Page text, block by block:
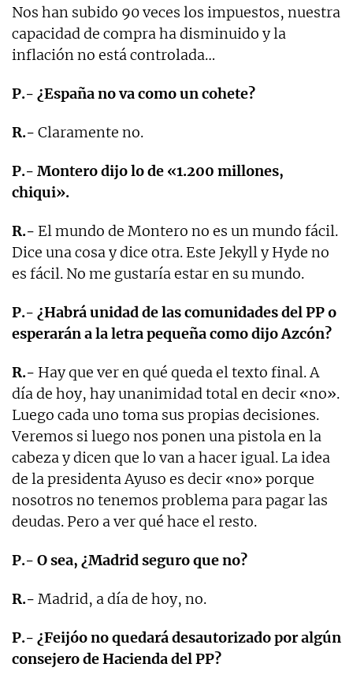
Nos han subido 90 veces los impuestos, nuestra
capacidad de compra ha disminuido y la
inflación no está controlada…
P.- ¿España no va como un cohete?
R.- Claramente no.
P.- Montero dijo lo de «1.200 millones,
chiqui».
R.- El mundo de Montero no es un mundo fácil.
Dice una cosa y dice otra. Este Jekyll y Hyde no
es fácil. No me gustaría estar en su mundo.
P.- ¿Habrá unidad de las comunidades del PP o
esperarán a la letra pequeña como dijo Azcón?
R.- Hay que ver en qué queda el texto final. A
día de hoy, hay unanimidad total en decir «no».
Luego cada uno toma sus propias decisiones.
Veremos si luego nos ponen una pistola en la
cabeza y dicen que lo van a hacer igual. La idea
de la presidenta Ayuso es decir «no» porque
nosotros no tenemos problema para pagar las
deudas. Pero a ver qué hace el resto.
P.- O sea, ¿Madrid seguro que no?
R.- Madrid, a día de hoy, no.
P.- ¿Feijóo no quedará desautorizado por algún
consejero de Hacienda del PP?